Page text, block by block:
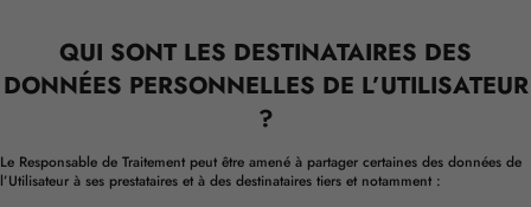
QUI SONT LES DESTINATAIRES DES
DONNÉES PERSONNELLES DE L’UTILISATEUR
?
Le Responsable de Traitement peut être amené à partager certaines des données de
l’Utilisateur à ses prestataires et à des destinataires tiers et notamment :